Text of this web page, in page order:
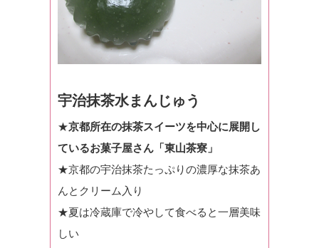
宇治抹茶水まんじゅう
★京都所在の抹茶スイーツを中心に展開し
ているお菓子屋さん「東山茶寮」
★京都の宇治抹茶たっぷりの濃厚な抹茶あ
んとクリーム入り
★夏は冷蔵庫で冷やして食べると一層美味
しい